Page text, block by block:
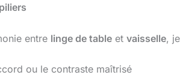
entre linge de table et vaisselle,
ou le contraste maîtrisé